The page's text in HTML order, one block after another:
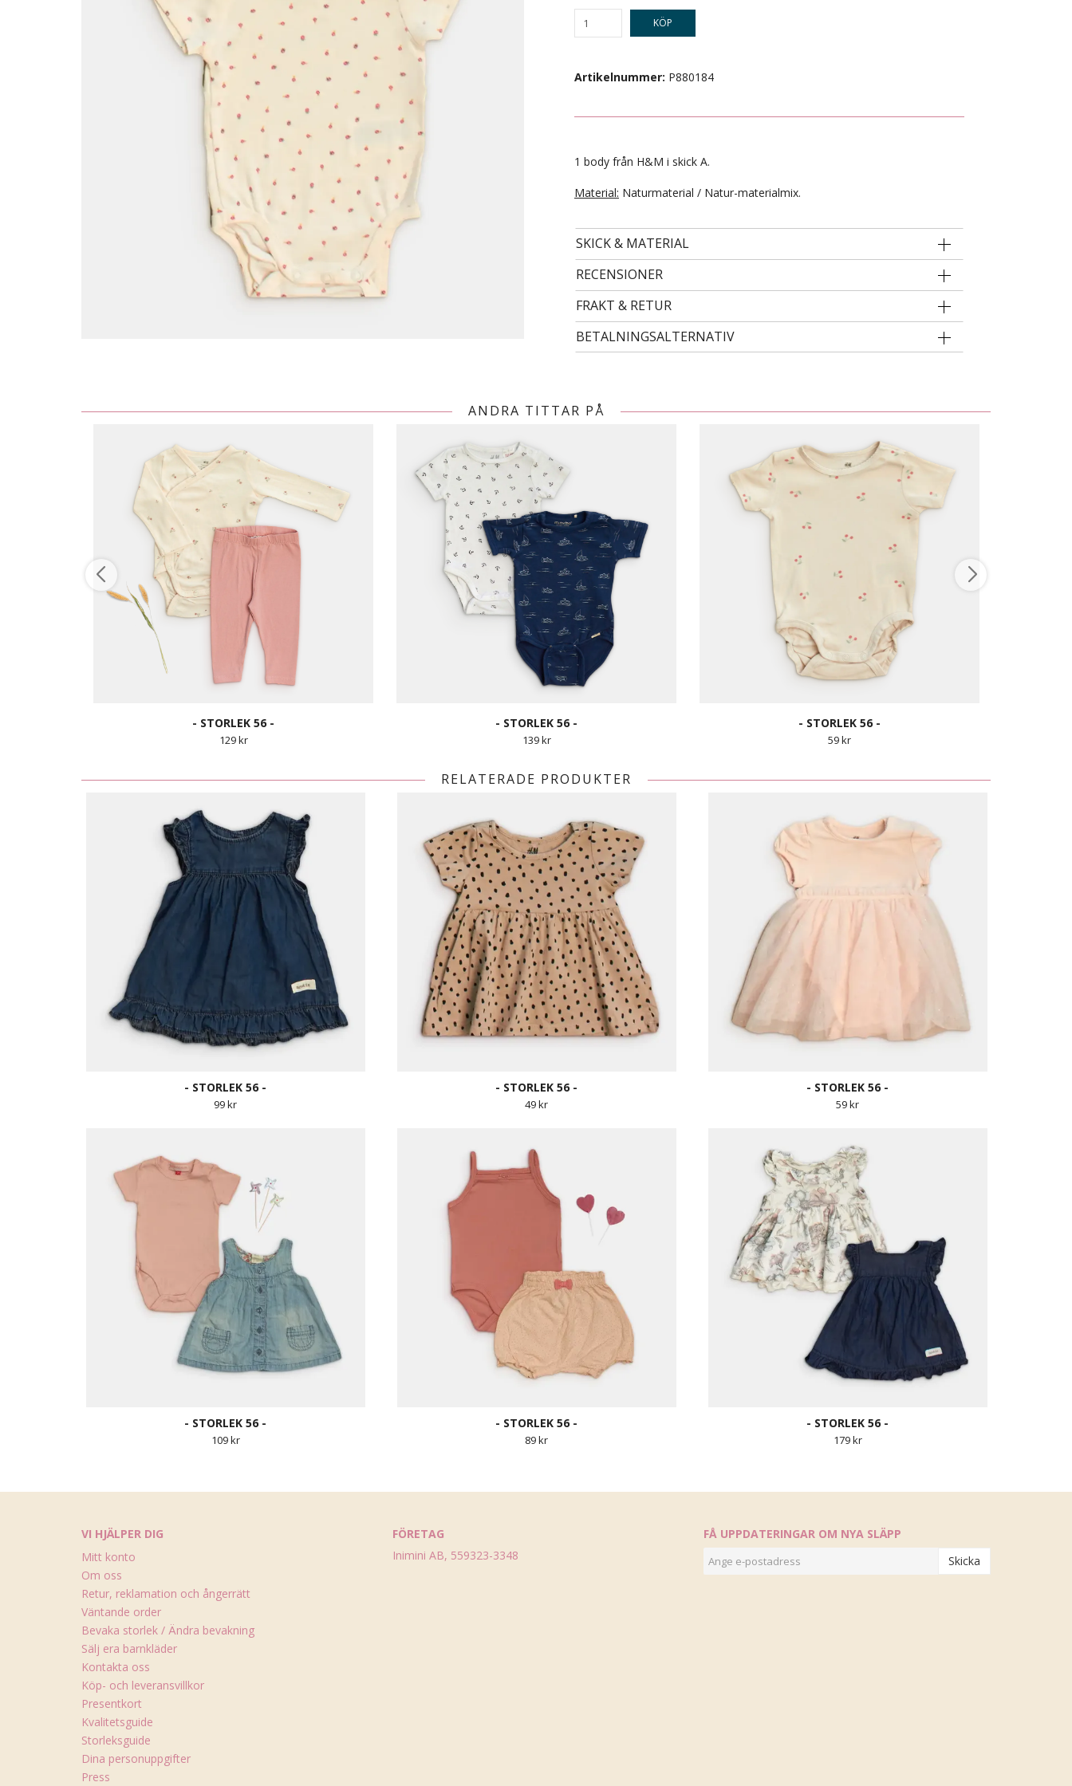
KÖP
Artikelnummer: P880184
1 body från H&M i skick A.
Material: Naturmaterial / Natur-materialmix.
SKICK & MATERIAL
RECENSIONER
FRAKT & RETUR
BETALNINGSALTERNATIV
ANDRA TITTAR PÅ
- STORLEK 56 -
129 kr
- STORLEK 56 -
139 kr
- STORLEK 56 -
59 kr
RELATERADE PRODUKTER
- STORLEK 56 -
99 kr
- STORLEK 56 -
49 kr
- STORLEK 56 -
59 kr
- STORLEK 56 -
109 kr
- STORLEK 56 -
89 kr
- STORLEK 56 -
179 kr
VI HJÄLPER DIG
Mitt konto
Om oss
Retur, reklamation och ångerrätt
Väntande order
Bevaka storlek / Ändra bevakning
Sälj era barnkläder
Kontakta oss
Köp- och leveransvillkor
Presentkort
Kvalitetsguide
Storleksguide
Dina personuppgifter
Press
FÖRETAG
Inimini AB, 559323-3348
FÅ UPPDATERINGAR OM NYA SLÄPP
Skicka